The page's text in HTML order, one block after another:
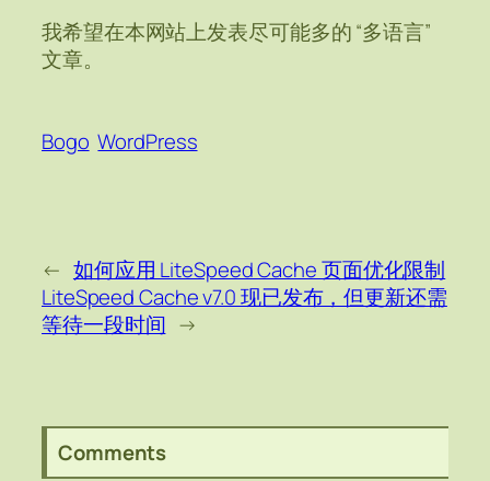
我希望在本网站上发表尽可能多的 “多语言”
文章。
Bogo WordPress
← 如何应用 LiteSpeed Cache 页面优化限制
LiteSpeed Cache v7.0 现已发布，但更新还需
等待一段时间 →
Comments